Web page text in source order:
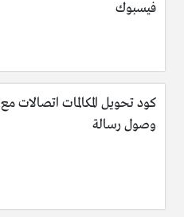
فيسبوك
كود تحويل المكالمات اتصالات مع
وصول رسالة